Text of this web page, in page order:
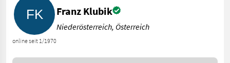
online seit 1/1970
Franz Klubik
Niederösterreich, Österreich